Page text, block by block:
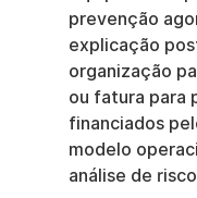
prevenção
explicação
organização
ou fatura para
financiados
modelo
análise de